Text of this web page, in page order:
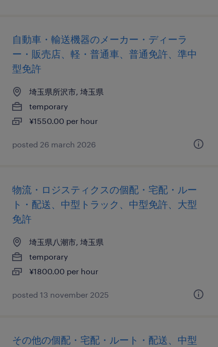
自動車・輸送機器のメーカー・ディーラ
ー・販売店、軽・普通車、普通免許、準中
型免許
埼玉県所沢市, 埼玉県
temporary
¥1550.00 per hour
posted 26 march 2026
物流・ロジスティクスの個配・宅配・ルー
ト・配送、中型トラック、中型免許、大型
免許
埼玉県八潮市, 埼玉県
temporary
¥1800.00 per hour
posted 13 november 2025
その他の個配・宅配・ルート・配送、中型